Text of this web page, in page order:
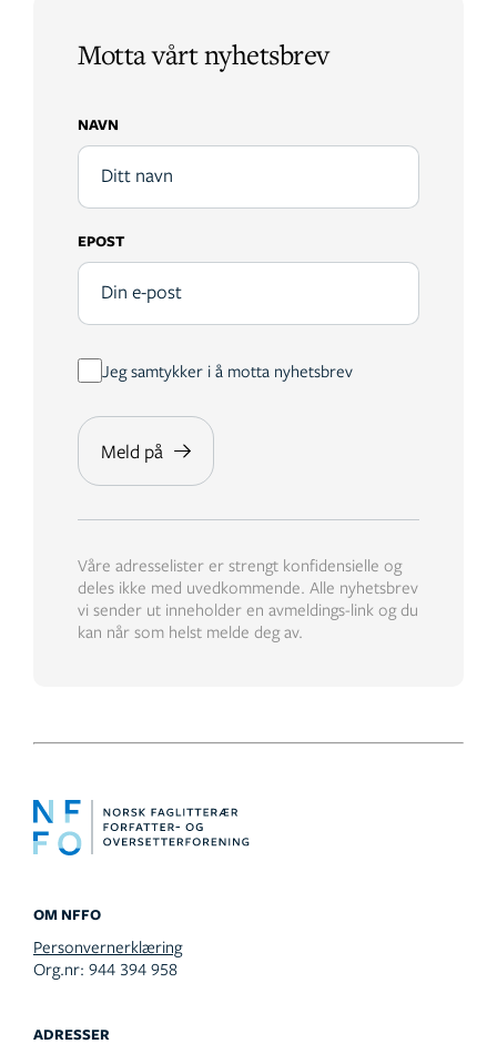
OM NFFO
Personvernerklæring
Org.nr: 944 394 958
ADRESSER
Motta vårt nyhetsbrev
NAVN
EPOST
Jeg samtykker i å motta nyhetsbrev
Våre adresselister er strengt konfidensielle og
deles ikke med uvedkommende. Alle nyhetsbrev
vi sender ut inneholder en avmeldings-link og du
kan når som helst melde deg av.